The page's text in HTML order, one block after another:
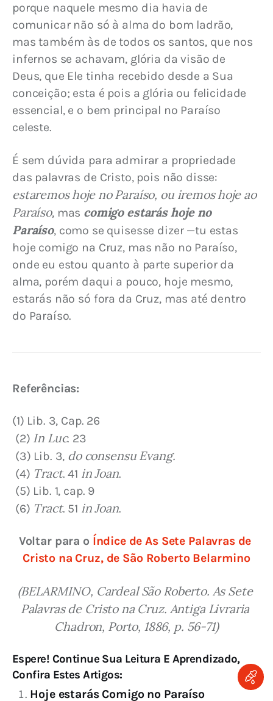
porque naquele mesmo dia havia de
comunicar não só à alma do bom ladrão,
mas também às de todos os santos, que nos
infernos se achavam, glória da visão de
Deus, que Ele tinha recebido desde a Sua
conceição; esta é pois a glória ou felicidade
essencial, e o bem principal no Paraíso
celeste.
É sem dúvida para admirar a propriedade
das palavras de Cristo, pois não disse:
estaremos hoje no Paraíso, ou iremos hoje ao
Paraíso, mas comigo estarás hoje no
Paraíso, como se quisesse dizer —tu estas
hoje comigo na Cruz, mas não no Paraíso,
onde eu estou quanto à parte superior da
alma, porém daqui a pouco, hoje mesmo,
estarás não só fora da Cruz, mas até dentro
do Paraíso.
Referências:
(1) Lib. 3, Cap. 26
(2) In Luc. 23
(3) Lib. 3, do consensu Evang.
(4) Tract. 41 in Joan.
(5) Lib. 1, cap. 9
(6) Tract. 51 in Joan.
Voltar para o Índice de As Sete Palavras de
Cristo na Cruz, de São Roberto Belarmino
(BELARMINO, Cardeal São Roberto. As Sete
Palavras de Cristo na Cruz. Antiga Livraria
Chadron, Porto, 1886, p. 56-71)
Espere! Continue Sua Leitura E Aprendizado,
Confira Estes Artigos:
Hoje estarás Comigo no Paraíso